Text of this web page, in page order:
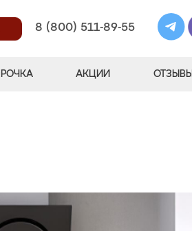
8 (800) 511-89-55
АКЦИИ ОТЗЫВЫ